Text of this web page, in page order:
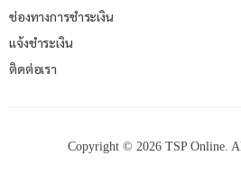
ช่องทางการชำระเงิน
แจ้งชำระเงิน
ติดต่อเรา
Copyright © 2026 TSP Online.